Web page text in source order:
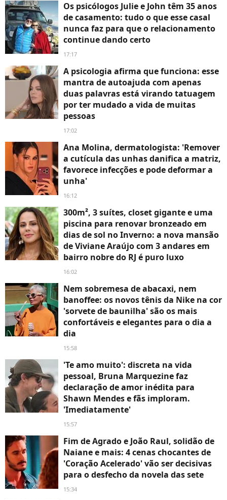
Os psicólogos Julie e John têm 35 anos
de casamento: tudo o que esse casal
nunca faz para que o relacionamento
continue dando certo
17:17
A psicologia afirma que funciona: esse
mantra de autoajuda com apenas
duas palavras está virando tatuagem
por ter mudado a vida de muitas
pessoas
17:02
Ana Molina, dermatologista: 'Remover
a cutícula das unhas danifica a matriz,
favorece infecções e pode deformar a
unha'
16:12
300m², 3 suítes, closet gigante e uma
piscina para renovar bronzeado em
dias de sol no Inverno: a nova mansão
de Viviane Araújo com 3 andares em
bairro nobre do RJ é puro luxo
16:02
Nem sobremesa de abacaxi, nem
banoffee: os novos tênis da Nike na cor
'sorvete de baunilha' são os mais
confortáveis e elegantes para o dia a
dia
15:58
'Te amo muito': discreta na vida
pessoal, Bruna Marquezine faz
declaração de amor inédita para
Shawn Mendes e fãs imploram.
'Imediatamente'
15:57
Fim de Agrado e João Raul, solidão de
Naiane e mais: 4 cenas chocantes de
'Coração Acelerado' vão ser decisivas
para o desfecho da novela das sete
15:34